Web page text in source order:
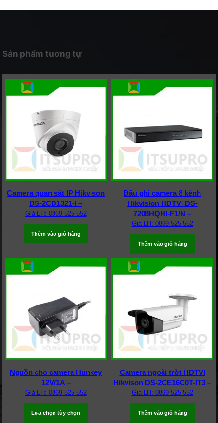
Sản phẩm tương tự
Camera quan sát IP Hikvison
DS-2CD1321-I –
Giá LH: 0869 525 552
Thêm vào giỏ hàng
Đầu ghi camera 8 kênh
Hikvision HDTVI DS-
7208HQHI-F1/N –
Giá LH: 0869 525 552
Thêm vào giỏ hàng
Nguồn cho camera Hunkey
12V/1A –
Giá LH: 0869 525 552
Lựa chọn tùy chọn
Camera ngoài trời HDTVI
Hikvison DS-2CE16C0T-IT3 –
Giá LH: 0869 525 552
Thêm vào giỏ hàng